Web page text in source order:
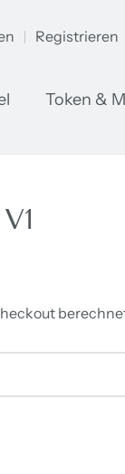
Registrieren
Token &